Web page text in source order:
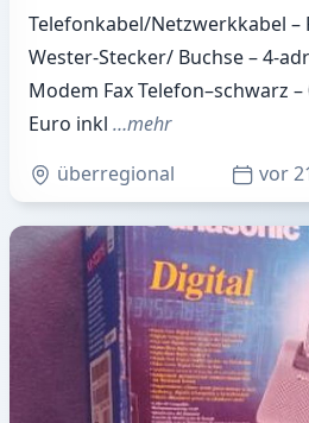
Telefonkabel/Netzwerkkabel –
Wester-Stecker/ Buchse – 4-
Modem Fax Telefon–schwarz
Euro inkl …mehr
überregional
vor